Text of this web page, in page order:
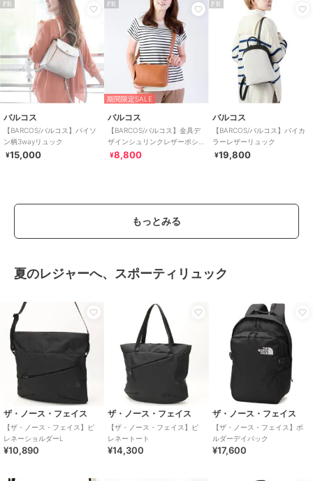
PR
バルコス
【BARCOS/バルコス】パイソ
ン柄3wayリュック
¥15,000
PR
期間限定SALE
バルコス
【BARCOS/バルコス】金具デ
ザインシュリンクレザーポシ
ェット
¥8,800
PR
バルコス
【BARCOS/バルコス】バイカ
ラーレザーリュック
¥19,800
もっとみる
夏のレジャーへ、スポーティリュック
ザ・ノース・フェイス
【ザ・ノース・フェイス】ピ
レネーショルダーL
¥10,890
ザ・ノース・フェイス
【ザ・ノース・フェイス】ピ
レネートート
¥14,300
ザ・ノース・フェイス
【ザ・ノース・フェイス】ボ
ルダーデイパック
¥17,600